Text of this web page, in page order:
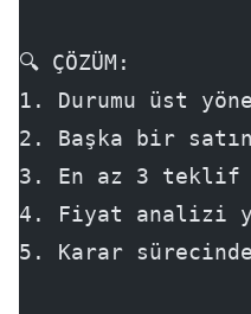
🔍 ÇÖZÜM:
1. Durumu üst
2. Başka bir
3. En az 3 teklif
4. Fiyat analizi
5. Karar